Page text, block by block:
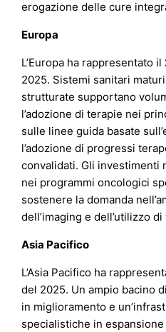
erogazione delle cure
Europa
L’Europa ha rappresentato il
2025. Sistemi sanitari
strutturate supportano
l’adozione di terapie nei
sulle linee guida basate
l’adozione di progressi
convalidati. Gli investimenti
nei programmi oncologici
sostenere la domanda
dell’imaging e dell’utilizzo
Asia Pacifico
L’Asia Pacifico ha
del 2025. Un ampio bacino
in miglioramento e
specialistiche in